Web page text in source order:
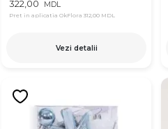
322,00 MDL
Pret in aplicatia OkFlora 312,00 MDL
Vezi detalii